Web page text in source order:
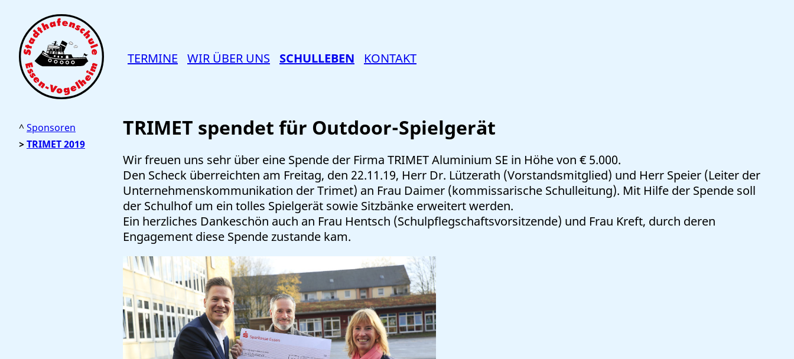
TERMINE WIR ÜBER UNS SCHULLEBEN KONTAKT
TRIMET spendet für Outdoor-Spielgerät
Wir freuen uns sehr über eine Spende der Firma TRIMET Aluminium SE in Höhe von € 5.000.
Den Scheck überreichten am Freitag, den 22.11.19, Herr Dr. Lützerath (Vorstandsmitglied) und Herr Speier (Leiter der
Unternehmenskommunikation der Trimet) an Frau Daimer (kommissarische Schulleitung). Mit Hilfe der Spende soll
der Schulhof um ein tolles Spielgerät sowie Sitzbänke erweitert werden.
Ein herzliches Dankeschön auch an Frau Hentsch (Schulpflegschaftsvorsitzende) und Frau Kreft, durch deren
Engagement diese Spende zustande kam.
Sponsoren
TRIMET 2019